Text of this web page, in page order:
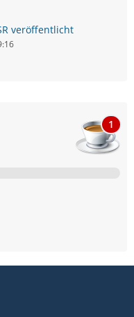
veröffentlicht
1